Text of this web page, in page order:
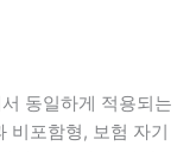
동일하게 적용되는
비포함형, 보험 자기